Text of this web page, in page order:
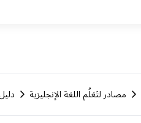
مصادر لتَعَلُم اللغة الإنجليزية